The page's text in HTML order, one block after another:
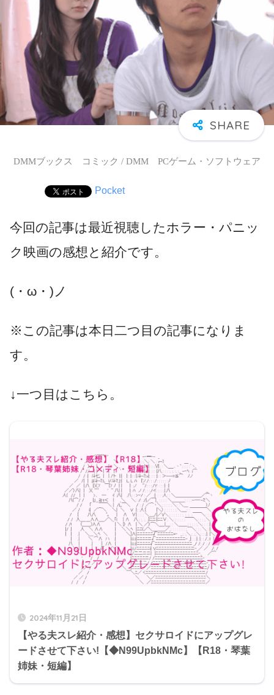
DMMブックス コミック / DMM PCゲーム・ソフトウェア
Pocket
今回の記事は最近視聴したホラー・パニッ
ク映画の感想と紹介です。
(・ω・)ノ
※この記事は本日二つ目の記事になりま
す。
↓一つ目はこちら。
2024年11月21日
【やる夫スレ紹介・感想】セクサロイドにアップグレ
ードさせて下さい!【◆N99UpbkNMc】【R18・琴葉
姉妹・短編】